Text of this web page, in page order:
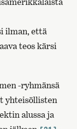
ilman, että
teos kärsi
-ryhmänsä
yhteisöllisten
alussa ja